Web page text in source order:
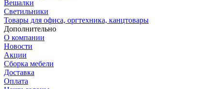
Вешалки
Светильники
Товары для офиса, оргтехника, канцтовары
Дополнительно
О компании
Новости
Акции
Сборка мебели
Доставка
Оплата